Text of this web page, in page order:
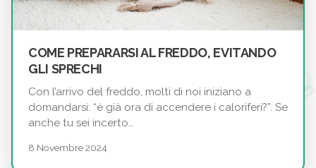
COME PREPARARSI AL FREDDO, EVITANDO
GLI SPRECHI
Con l’arrivo del freddo, molti di noi iniziano a
domandarsi: “è già ora di accendere i caloriferi?”. Se
anche tu sei incerto…
8 Novembre 2024